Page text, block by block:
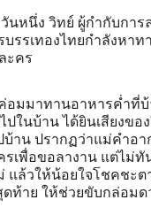
นหนึ่ง วิทย์ ผู้กํากับการ
รรเทองไทยกําลังหาท
ะคร
ค่อมมาทานอาหารค่ำที่
ในบ้าน ได้ยินเสียงขอ
บ้าน ปรากฏว่าแม่คําอา
เพื่อขอลางาน แต่ไม่ทั
แล้วให้น้อยใจโชคชะต
ท้าย ให้ช่วยขับกล่อมด